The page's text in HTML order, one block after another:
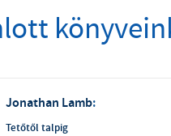
Jonathan Lamb:
Tetőtől talpig